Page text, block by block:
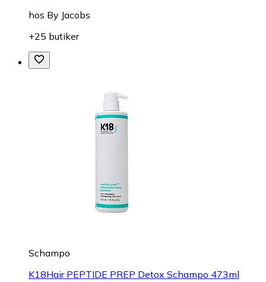
hos By Jacobs
+25 butiker
Schampo
K18Hair PEPTIDE PREP Detox Schampo 473ml